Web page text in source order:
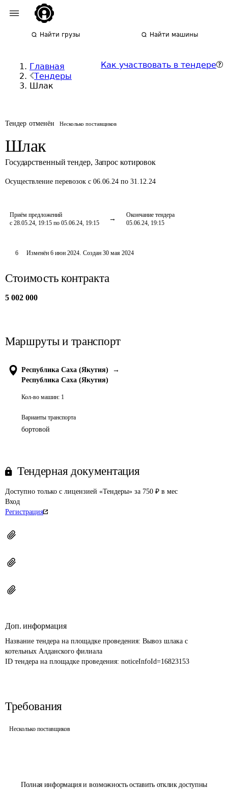
Найти грузы Найти машины
Главная
Тендеры
Шлак
Как участвовать в тендере
Тендер отменён Несколько поставщиков
Шлак
Государственный тендер, Запрос котировок
Осуществление перевозок с 06.06.24 по 31.12.24
Приём предложений
с 28.05.24, 19:15 по 05.06.24, 19:15
Окончание тендера
05.06.24, 19:15
Полная информация и возможность оставить отклик доступны
6 Изменён 6 июн 2024. Создан 30 мая 2024
Стоимость контракта
5 002 000
Маршруты и транспорт
Республика Саха (Якутия)
→
Республика Саха (Якутия)
Кол-во машин: 1
Варианты транспорта
бортовой
Тендерная документация
Доступно только с лицензией «Тендеры» за 750 ₽ в мес
Вход
Регистрация
Доп. информация
Название тендера на площадке проведения: Вывоз шлака с
котельных Алданского филиала
ID тендера на площадке проведения: noticeInfoId=16823153
Требования
Несколько поставщиков